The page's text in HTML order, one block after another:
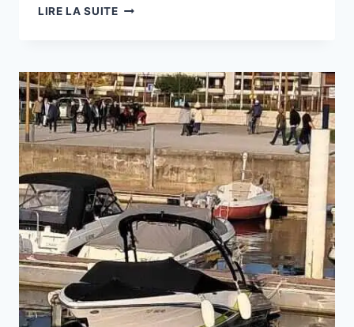
LIRE LA SUITEB2
572
OPEN
:
CE
DIT
LE
MARCHÉ